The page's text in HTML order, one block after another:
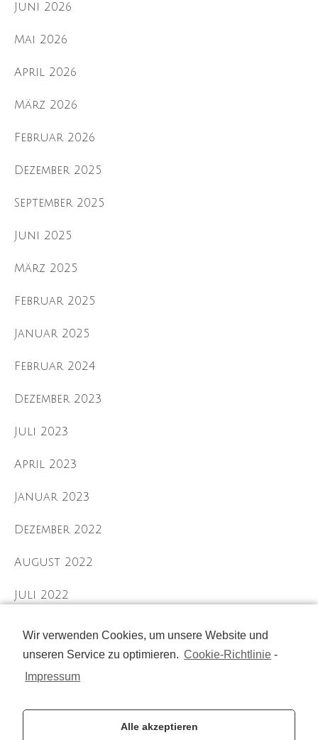
Wir verwenden Cookies, um unsere Website und
unseren Service zu optimieren. Cookie-Richtlinie -
Impressum
Alle akzeptieren
Juni 2026
Mai 2026
April 2026
März 2026
Februar 2026
Dezember 2025
September 2025
Juni 2025
März 2025
Februar 2025
Januar 2025
Februar 2024
Dezember 2023
Juli 2023
April 2023
Januar 2023
Dezember 2022
August 2022
Juli 2022
September 2021
August 2021